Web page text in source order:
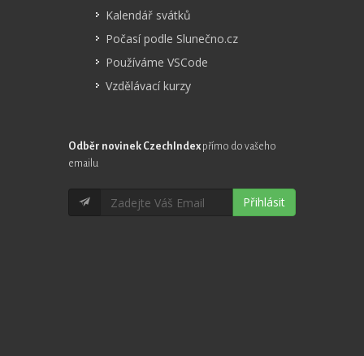
Kalendář svátků
Počasí podle Slunečno.cz
Používáme VSCode
Vzdělávací kurzy
Odběr novinek CzechIndex přímo do vašeho
emailu
Přihlásit